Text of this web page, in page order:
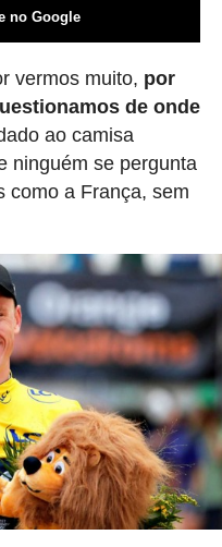
no Google
vermos muito, por
de onde
ao camisa
ninguém se pergunta
como a França, sem